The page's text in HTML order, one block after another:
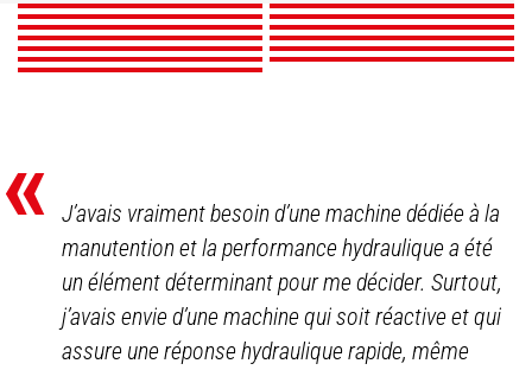
DÉCOUVRIR DÉCOUVRIR
DÉCOUVRIR DÉCOUVRIR
DÉCOUVRIR DÉCOUVRIR
DÉCOUVRIR DÉCOUVRIR
DÉCOUVRIR
«
J’avais vraiment besoin d’une machine dédiée à la
manutention et la performance hydraulique a été
un élément déterminant pour me décider. Surtout,
j’avais envie d’une machine qui soit réactive et qui
assure une réponse hydraulique rapide, même